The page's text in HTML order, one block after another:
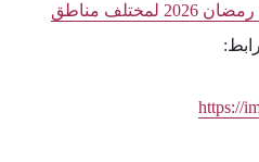
إمساكية رمضان 2026 لمختلف مناطق
https://